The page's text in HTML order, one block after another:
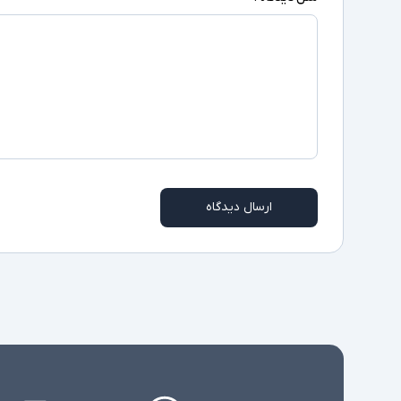
ارسال دیدگاه